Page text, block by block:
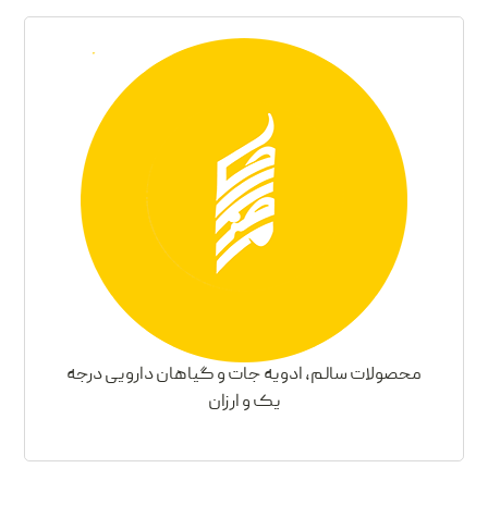
محصولات سالم، ادویه جات و گیاهان دارویی درجه
یک و ارزان